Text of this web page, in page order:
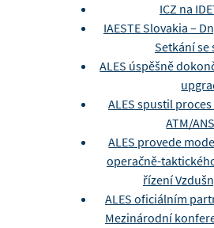
ICZ na
IAESTE Slovakia –
Setkání se
ALES úspěšně
ALES spustil
ATM/
ALES provede
operačně-
řízení
ALES oficiálním
Mezinárodní